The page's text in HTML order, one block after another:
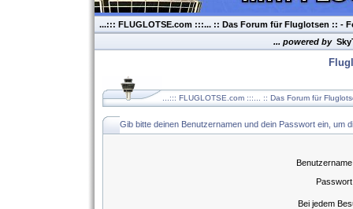
...::: FLUGLOTSE.com :::... :: Das Forum für Fluglotsen :: -
... powered by
...::: FLUGLOTSE.com :::... :: Das Forum für
Gib bitte deinen Benutzernamen und dein Passwort ein, um
Bei jedem